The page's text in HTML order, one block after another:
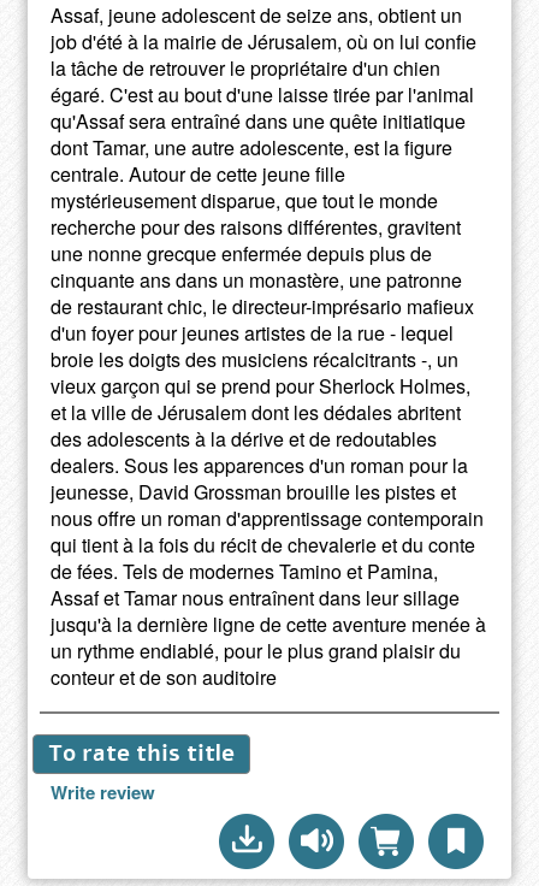
Assaf, jeune adolescent de seize ans, obtient un
job d'été à la mairie de Jérusalem, où on lui confie
la tâche de retrouver le propriétaire d'un chien
égaré. C'est au bout d'une laisse tirée par l'animal
qu'Assaf sera entraîné dans une quête initiatique
dont Tamar, une autre adolescente, est la figure
centrale. Autour de cette jeune fille
mystérieusement disparue, que tout le monde
recherche pour des raisons différentes, gravitent
une nonne grecque enfermée depuis plus de
cinquante ans dans un monastère, une patronne
de restaurant chic, le directeur-imprésario mafieux
d'un foyer pour jeunes artistes de la rue - lequel
broie les doigts des musiciens récalcitrants -, un
vieux garçon qui se prend pour Sherlock Holmes,
et la ville de Jérusalem dont les dédales abritent
des adolescents à la dérive et de redoutables
dealers. Sous les apparences d'un roman pour la
jeunesse, David Grossman brouille les pistes et
nous offre un roman d'apprentissage contemporain
qui tient à la fois du récit de chevalerie et du conte
de fées. Tels de modernes Tamino et Pamina,
Assaf et Tamar nous entraînent dans leur sillage
jusqu'à la dernière ligne de cette aventure menée à
un rythme endiablé, pour le plus grand plaisir du
conteur et de son auditoire
To rate this title
Write review